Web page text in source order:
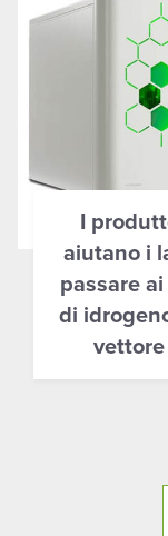
I
aiutano i
passare
di
vettore